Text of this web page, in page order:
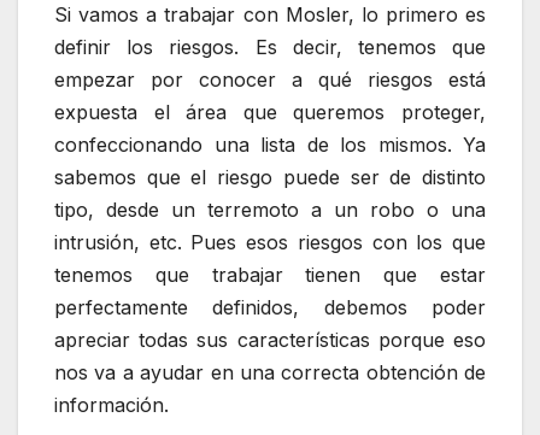
Si vamos a trabajar con Mosler, lo primero es
definir los riesgos. Es decir, tenemos que
empezar por conocer a qué riesgos está
expuesta el área que queremos proteger,
confeccionando una lista de los mismos. Ya
sabemos que el riesgo puede ser de distinto
tipo, desde un terremoto a un robo o una
intrusión, etc. Pues esos riesgos con los que
tenemos que trabajar tienen que estar
perfectamente definidos, debemos poder
apreciar todas sus características porque eso
nos va a ayudar en una correcta obtención de
información.